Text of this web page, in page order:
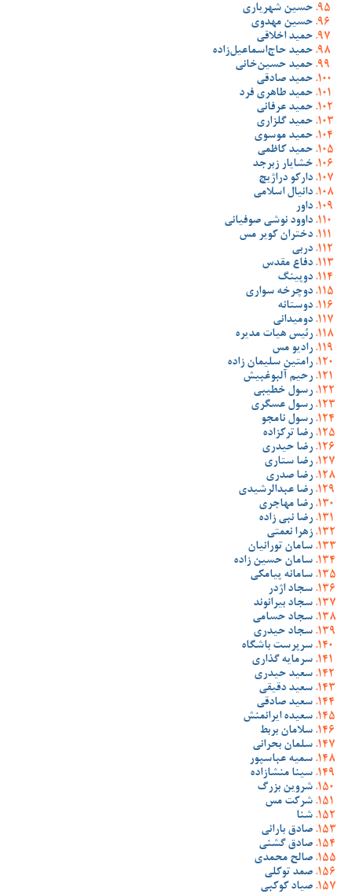
حسین شهریاری
حسین مهدوی
حمید اخلاقی
حمید حاج‌اسماعیل‌زاده
حمید حسین‌خانی
حمید صادقی
حمید طاهری فرد
حمید عرفانی
حمید گلزاری
حمید موسوی
حمید کاظمی
خشایار زبرجد
دارکو دراژیچ
دانیال اسلامی
داور
داوود نوشی صوفیانی
دختران کویر مس
دربی
دفاع مقدس
دوپینگ
دوچرخه سواری
دوستانه
دومیدانی
رئیس هیات مدیره
رادیو مس
رامتین سلیمان زاده
رحیم آلبوغبیش
رسول خطیبی
رسول عسگری
رسول نامجو
رضا ترکزاده
رضا حیدری
رضا ستاری
رضا صدری
رضا عبدالرشیدی
رضا مهاجری
رضا نبی زاده
زهرا نعمتی
سامان تورانیان
سامان حسین زاده
سامانه پیامکی
سجاد اژدر
سجاد بیرانوند
سجاد حسامی
سجاد حیدری
سرپرست باشگاه
سرمایه گذاری
سعید حیدری
سعید دقیقی
سعید صادقی
سعیده ایرانمنش
سلامان بربط
سلمان بحرانی
سمیه عباسپور
سینا منشازاده
شروین بزرگ
شرکت مس
شنا
صادق بارانی
صادق گشنی
صالح محمدی
صمد توکلی
صیاد کوکبی